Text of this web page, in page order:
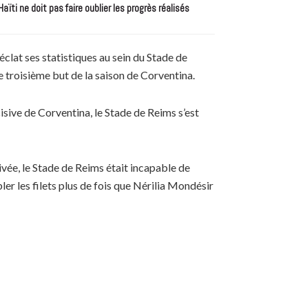
ne doit pas faire oublier les progrès réalisés
ses statistiques au sein du Stade de
but de la saison de Corventina.
de Corventina, le Stade de Reims s’est
le Stade de Reims était incapable de
les filets plus de fois que Nérilia Mondésir